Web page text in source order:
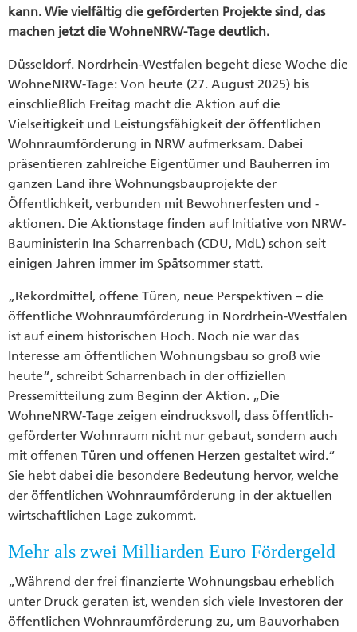
kann. Wie vielfältig die geförderten Projekte sind, das
machen jetzt die WohneNRW-Tage deutlich.
Düsseldorf. Nordrhein-Westfalen begeht diese Woche die
WohneNRW-Tage: Von heute (27. August 2025) bis
einschließlich Freitag macht die Aktion auf die
Vielseitigkeit und Leistungsfähigkeit der öffentlichen
Wohnraumförderung in NRW aufmerksam. Dabei
präsentieren zahlreiche Eigentümer und Bauherren im
ganzen Land ihre Wohnungsbauprojekte der
Öffentlichkeit, verbunden mit Bewohnerfesten und -
aktionen. Die Aktionstage finden auf Initiative von NRW-
Bauministerin Ina Scharrenbach (CDU, MdL) schon seit
einigen Jahren immer im Spätsommer statt.
„Rekordmittel, offene Türen, neue Perspektiven – die
öffentliche Wohnraumförderung in Nordrhein-Westfalen
ist auf einem historischen Hoch. Noch nie war das
Interesse am öffentlichen Wohnungsbau so groß wie
heute“, schreibt Scharrenbach in der offiziellen
Pressemitteilung zum Beginn der Aktion. „Die
WohneNRW-Tage zeigen eindrucksvoll, dass öffentlich-
geförderter Wohnraum nicht nur gebaut, sondern auch
mit offenen Türen und offenen Herzen gestaltet wird.“
Sie hebt dabei die besondere Bedeutung hervor, welche
der öffentlichen Wohnraumförderung in der aktuellen
wirtschaftlichen Lage zukommt.
Mehr als zwei Milliarden Euro Fördergeld
„Während der frei finanzierte Wohnungsbau erheblich
unter Druck geraten ist, wenden sich viele Investoren der
öffentlichen Wohnraumförderung zu, um Bauvorhaben